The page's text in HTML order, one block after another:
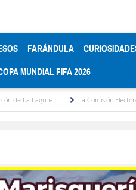
FARÁNDULA
MUNDIAL FIFA 2026
La Comisión Electoral del Colegio